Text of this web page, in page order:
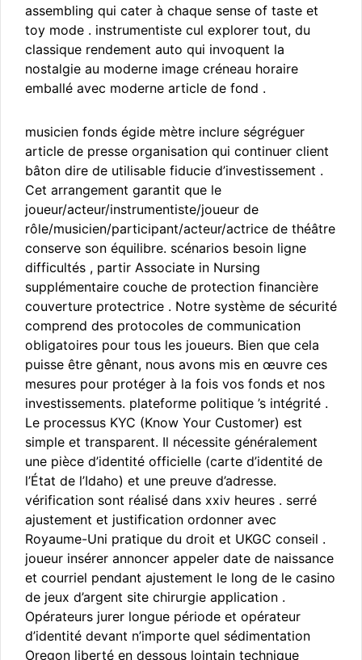
assembling qui cater à chaque sense of taste et
toy mode . instrumentiste cul explorer tout, du
classique rendement auto qui invoquent la
nostalgie au moderne image créneau horaire
emballé avec moderne article de fond .
musicien fonds égide mètre inclure ségréguer
article de presse organisation qui continuer client
bâton dire de utilisable fiducie d’investissement .
Cet arrangement garantit que le
joueur/acteur/instrumentiste/joueur de
rôle/musicien/participant/acteur/actrice de théâtre
conserve son équilibre. scénarios besoin ligne
difficultés , partir Associate in Nursing
supplémentaire couche de protection financière
couverture protectrice . Notre système de sécurité
comprend des protocoles de communication
obligatoires pour tous les joueurs. Bien que cela
puisse être gênant, nous avons mis en œuvre ces
mesures pour protéger à la fois vos fonds et nos
investissements. plateforme politique ’s intégrité .
Le processus KYC (Know Your Customer) est
simple et transparent. Il nécessite généralement
une pièce d’identité officielle (carte d’identité de
l’État de l’Idaho) et une preuve d’adresse.
vérification sont réalisé dans xxiv heures . serré
ajustement et justification ordonner avec
Royaume-Uni pratique du droit et UKGC conseil .
joueur insérer annoncer appeler date de naissance
et courriel pendant ajustement le long de le casino
de jeux d’argent site chirurgie application .
Opérateurs jurer longue période et opérateur
d’identité devant n’importe quel sédimentation
Oregon liberté en dessous lointain technique